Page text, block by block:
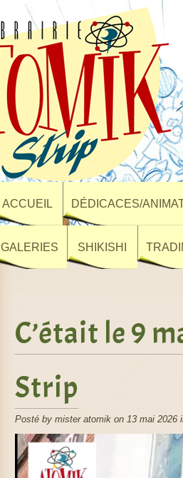
ACCUEIL DÉDICACES/
GALERIES SHIKISHI
C’était le 9
Strip
Posté by mister atomik on 13 mai 2026